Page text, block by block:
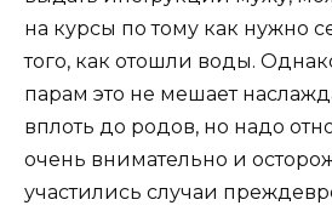
на курсы по тому как нужно
того, как отошли воды.
парам это не мешает
вплоть до родов, но надо
очень внимательно и
участились случаи